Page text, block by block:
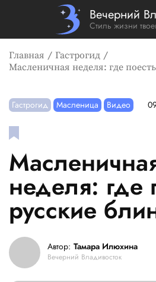
Вечерний
Стиль жизни
Главная
Гастрогид
Масленичная неделя: где
Гастрогид Масленица Видео
неделя: где
русские
Автор: Тамара Илюхина
Вечерний Владивосток